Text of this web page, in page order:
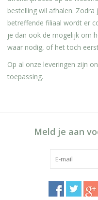
bestelling wil afhalen.
betreffende filiaal wordt er
je dan ook de mogelijk om
waar nodig, of het toch
Op al onze leveringen zijn
toepassing.
Meld je aan